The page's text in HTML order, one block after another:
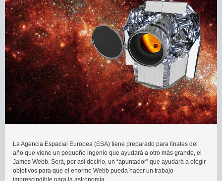
La Agencia Espacial Europea (ESA) tiene preparado para finales del
año que viene un pequeño ingenio que ayudará a otro más grande, el
James Webb. Será, por así decirlo, un “apuntador” que ayudará a elegir
objetivos para que el enorme Webb pueda hacer un trabajo
imprescindible para la astronomía.